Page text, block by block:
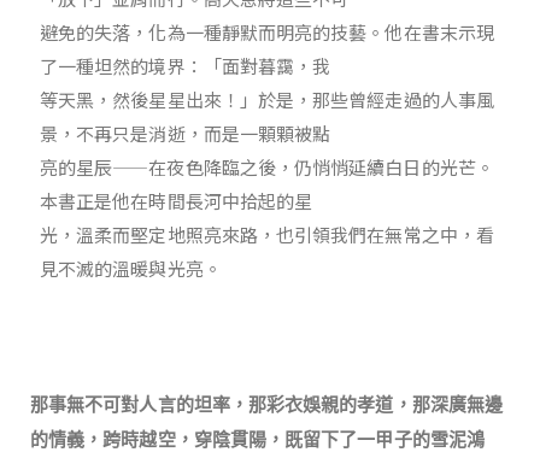
避免的失落，化為一種靜默而明亮的技藝。他在書末示現
了一種坦然的境界：「面對暮靄，我
等天黑，然後星星出來！」於是，那些曾經走過的人事風
景，不再只是消逝，而是一顆顆被點
亮的星辰——在夜色降臨之後，仍悄悄延續白日的光芒。
本書正是他在時間長河中拾起的星
光，溫柔而堅定地照亮來路，也引領我們在無常之中，看
見不滅的溫暖與光亮。
那事無不可對人言的坦率，那彩衣娛親的孝道，那深廣無邊
的情義，跨時越空，穿陰貫陽，既留下了一甲子的雪泥鴻